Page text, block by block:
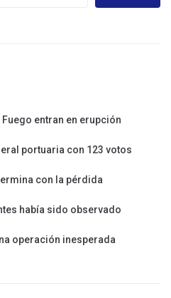
entran en erupción
portuaria con 123 votos
con la pérdida
había sido observado
operación inesperada